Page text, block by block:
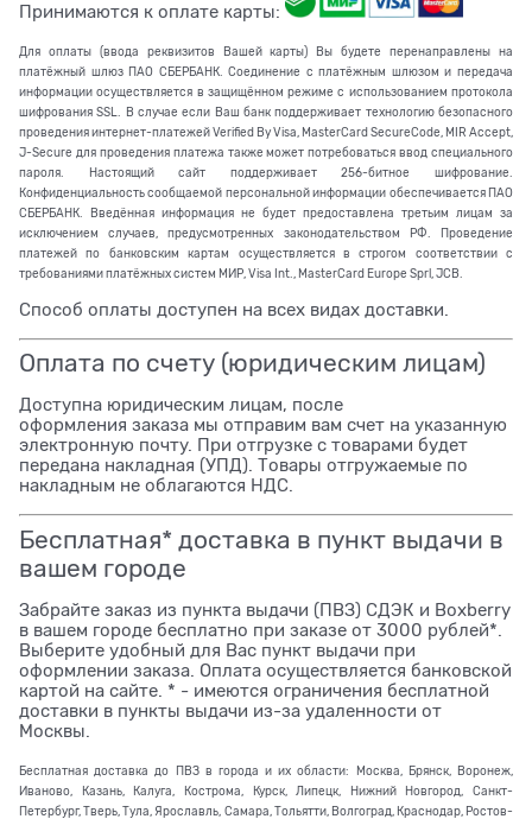
Принимаются к оплате карты:
Для оплаты (ввода реквизитов Вашей карты) Вы будете перенаправлены на
платёжный шлюз ПАО СБЕРБАНК. Соединение с платёжным шлюзом и передача
информации осуществляется в защищённом режиме с использованием протокола
шифрования SSL. В случае если Ваш банк поддерживает технологию безопасного
проведения интернет-платежей Verified By Visa, MasterCard SecureCode, MIR Accept,
J-Secure для проведения платежа также может потребоваться ввод специального
пароля. Настоящий сайт поддерживает 256-битное шифрование.
Конфиденциальность сообщаемой персональной информации обеспечивается ПАО
СБЕРБАНК. Введённая информация не будет предоставлена третьим лицам за
исключением случаев, предусмотренных законодательством РФ. Проведение
платежей по банковским картам осуществляется в строгом соответствии с
требованиями платёжных систем МИР, Visa Int., MasterCard Europe Sprl, JCB.
Способ оплаты доступен на всех видах доставки.
Оплата по счету (юридическим лицам)
Доступна юридическим лицам, после
оформления заказа мы отправим вам счет на указанную
электронную почту. При отгрузке с товарами будет
передана накладная (УПД). Товары отгружаемые по
накладным не облагаются НДС.
Бесплатная* доставка в пункт выдачи в
вашем городе
Забрайте заказ из пункта выдачи (ПВЗ) СДЭК и Boxberry
в вашем городе бесплатно при заказе от 3000 рублей*.
Выберите удобный для Вас пункт выдачи при
оформлении заказа. Оплата осуществляется банковской
картой на сайте. * - имеются ограничения бесплатной
доставки в пункты выдачи из-за удаленности от
Москвы.
Бесплатная доставка до ПВЗ в города и их области: Москва, Брянск, Воронеж,
Иваново, Казань, Калуга, Кострома, Курск, Липецк, Нижний Новгород, Санкт-
Петербург, Тверь, Тула, Ярославль, Самара, Тольятти, Волгоград, Краснодар, Ростов-